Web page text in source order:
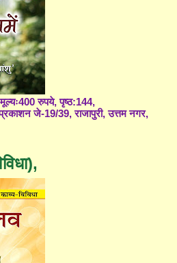
रुपये, पृष्ठ:144,
जे-19/39, राजापुरी, उत्तम नगर,